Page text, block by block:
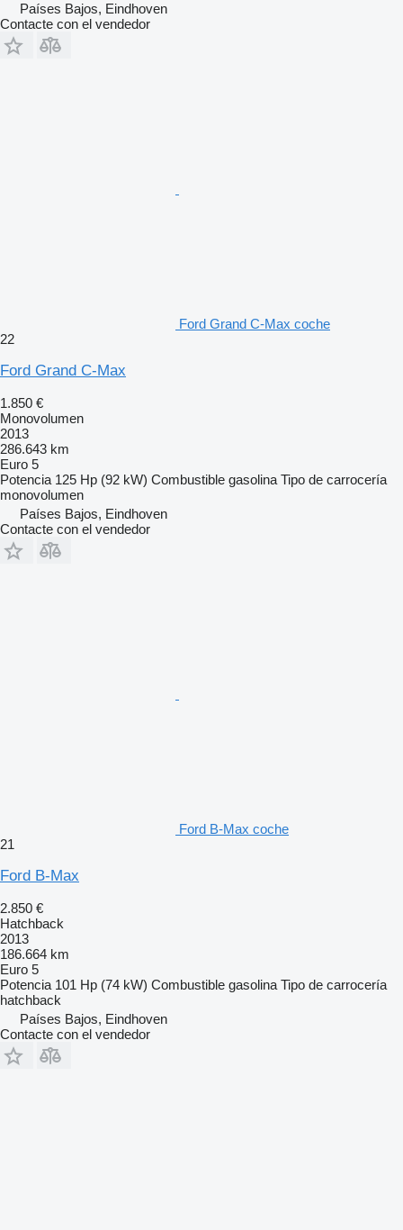
Países Bajos, Eindhoven
Contacte con el vendedor
Ford Grand C-Max coche
22
Ford Grand C-Max
1.850 €
Monovolumen
2013
286.643 km
Euro 5
Potencia 125 Hp (92 kW) Combustible gasolina Tipo de carrocería
monovolumen
Países Bajos, Eindhoven
Contacte con el vendedor
Ford B-Max coche
21
Ford B-Max
2.850 €
Hatchback
2013
186.664 km
Euro 5
Potencia 101 Hp (74 kW) Combustible gasolina Tipo de carrocería
hatchback
Países Bajos, Eindhoven
Contacte con el vendedor